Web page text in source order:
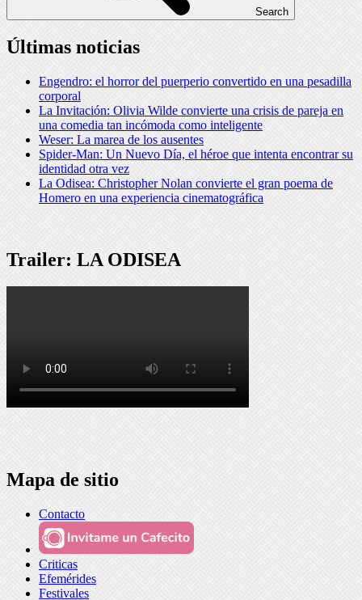
Search
Últimas noticias
Engendro: el horror del puerperio convertido en una pesadilla
corporal
La Invitación: Olivia Wilde convierte una crisis de pareja en
una comedia tan incómoda como inteligente
Weser: La marea de los ausentes
Spider-Man: Un Nuevo Día, el héroe que intenta encontrar su
identidad otra vez
La Odisea: Christopher Nolan convierte el gran poema de
Homero en una experiencia cinematográfica
Trailer: LA ODISEA
Mapa de sitio
Contacto
Criticas
Efemérides
Festivales